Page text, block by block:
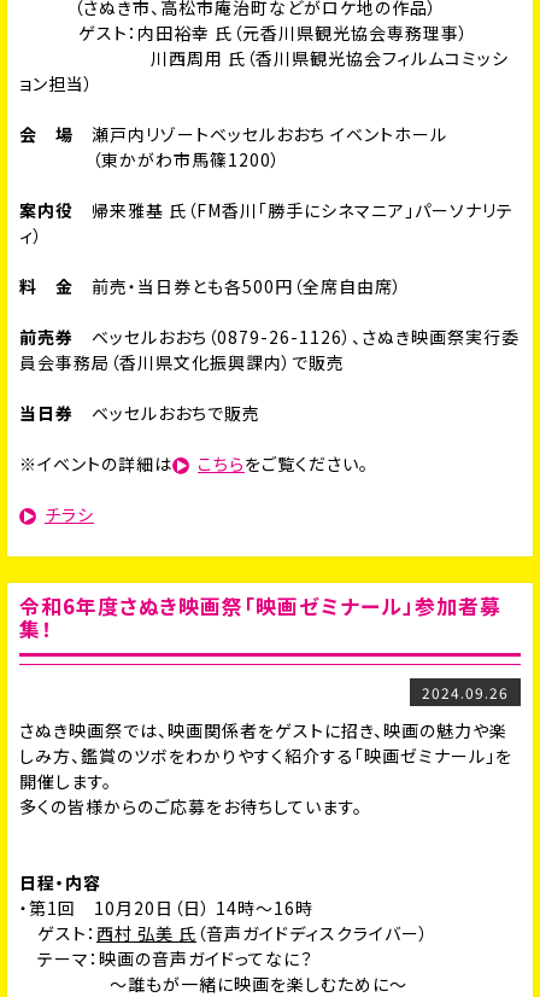
（さぬき市、高松市庵治町などがロケ地の作品）
ゲスト：内田裕幸 氏（元香川県観光協会専務理事）
川西周用 氏（香川県観光協会フィルムコミッシ
ョン担当）
会 場 瀬戸内リゾートベッセルおおち イベントホール
（東かがわ市馬篠1200）
案内役 帰来雅基 氏（FM香川「勝手にシネマニア」パーソナリテ
ィ）
料 金 前売・当日券とも各500円（全席自由席）
前売券 ベッセルおおち（0879-26-1126）、さぬき映画祭実行委
員会事務局（香川県文化振興課内）で販売
当日券 ベッセルおおちで販売
※イベントの詳細は こちらをご覧ください。
チラシ
令和6年度さぬき映画祭「映画ゼミナール」参加者募
集！
2024.09.26
さぬき映画祭では、映画関係者をゲストに招き、映画の魅力や楽
しみ方、鑑賞のツボをわかりやすく紹介する「映画ゼミナール」を
開催します。
多くの皆様からのご応募をお待ちしています。
日程・内容
・第1回 10月20日（日） 14時～16時
ゲスト： 西村 弘美 氏 （音声ガイドディスクライバー）
テーマ： 映画の音声ガイドってなに？
～誰もが一緒に映画を楽しむために～